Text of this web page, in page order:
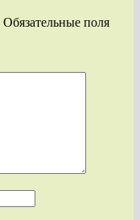
Обязательные поля